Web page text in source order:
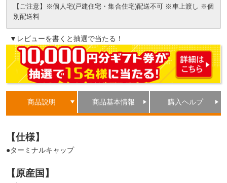
【ご注意】※個人宅(戸建住宅・集合住宅)配送不可 ※車上渡し ※個
別配送料
▼レビューを書くと抽選で当たる！
商品説明 商品基本情報 購入ヘルプ
【仕様】
●ターミナルキャップ
【原産国】